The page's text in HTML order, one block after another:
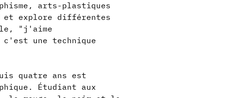
arts-plastiques
et explore différentes
"j'aime
une technique
quatre ans est
Étudiant aux